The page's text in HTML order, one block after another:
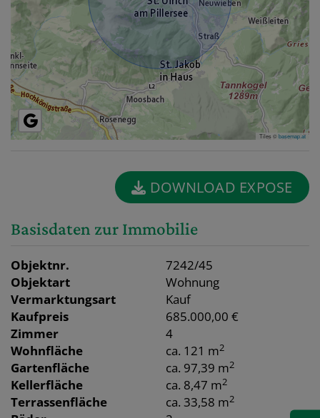
Tiles ©basemap.at
DOWNLOAD EXPOSE
Basisdaten zur Immobilie
Objektnr.
7242/45
Objektart
Wohnung
Vermarktungsart
Kauf
Kaufpreis
685.000,00 €
Zimmer
4
Wohnfläche
ca. 121 m2
Gartenfläche ca. 97,39 m2
Kellerfläche ca. 8,47 m2
Terrassenfläche ca. 33,58 m2